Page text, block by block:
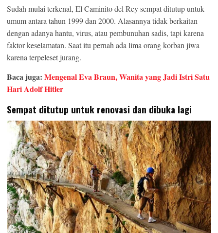
Sudah mulai terkenal, El Caminito del Rey sempat ditutup untuk
umum antara tahun 1999 dan 2000. Alasannya tidak berkaitan
dengan adanya hantu, virus, atau pembunuhan sadis, tapi karena
faktor keselamatan. Saat itu pernah ada lima orang korban jiwa
karena terpeleset jurang.
Baca juga: Mengenal Eva Braun, Wanita yang Jadi Istri Satu
Hari Adolf Hitler
Sempat ditutup untuk renovasi dan dibuka lagi